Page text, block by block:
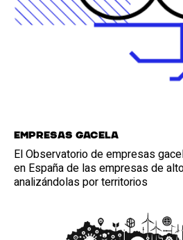
Empresas gacela
El Observatorio de empresas
en España de las empresas de
analizándolas por territorios